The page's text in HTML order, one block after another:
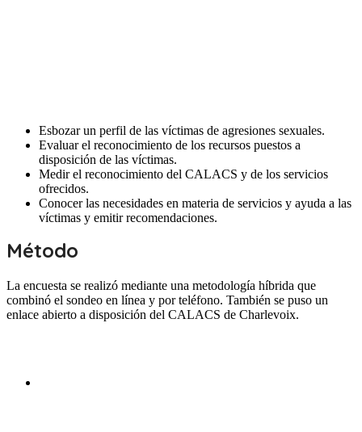
Esbozar un perfil de las víctimas de agresiones sexuales.
Evaluar el reconocimiento de los recursos puestos a
disposición de las víctimas.
Medir el reconocimiento del CALACS y de los servicios
ofrecidos.
Conocer las necesidades en materia de servicios y ayuda a las
víctimas y emitir recomendaciones.
Método
La encuesta se realizó mediante una metodología híbrida que
combinó el sondeo en línea y por teléfono. También se puso un
enlace abierto a disposición del CALACS de Charlevoix.